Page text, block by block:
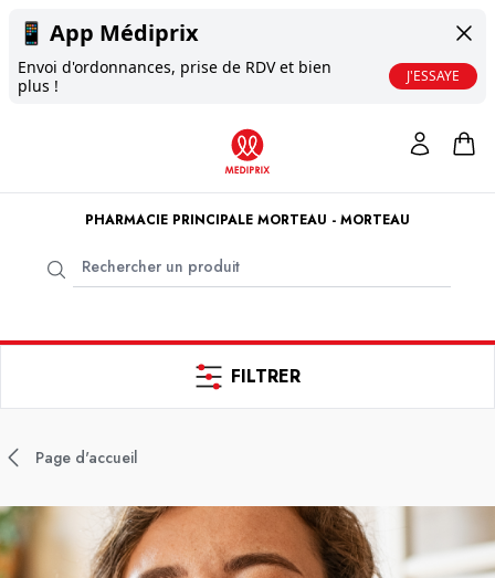
📱 App Médiprix
Envoi d'ordonnances, prise de RDV et bien
plus !
J'ESSAYE
PHARMACIE PRINCIPALE MORTEAU - MORTEAU
FILTRER
Page d'accueil